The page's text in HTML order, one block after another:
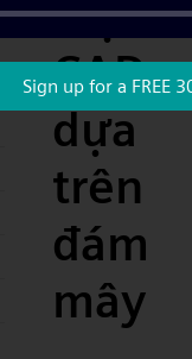
điện
CAD
dựa
trên
đám
mây
Sign up for a FREE